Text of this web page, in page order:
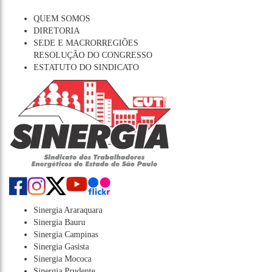
QUEM SOMOS
DIRETORIA
SEDE E MACRORREGIÕES
RESOLUÇÃO DO CONGRESSO
ESTATUTO DO SINDICATO
Sinergia Araraquara
Sinergia Bauru
Sinergia Campinas
Sinergia Gasista
Sinergia Mococa